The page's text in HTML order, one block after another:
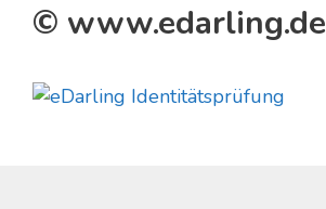
© www.edarling.de